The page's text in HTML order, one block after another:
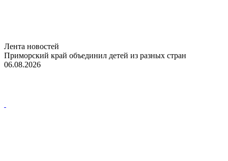
Лента новостей
Приморский край объединил детей из разных стран
06.08.2026